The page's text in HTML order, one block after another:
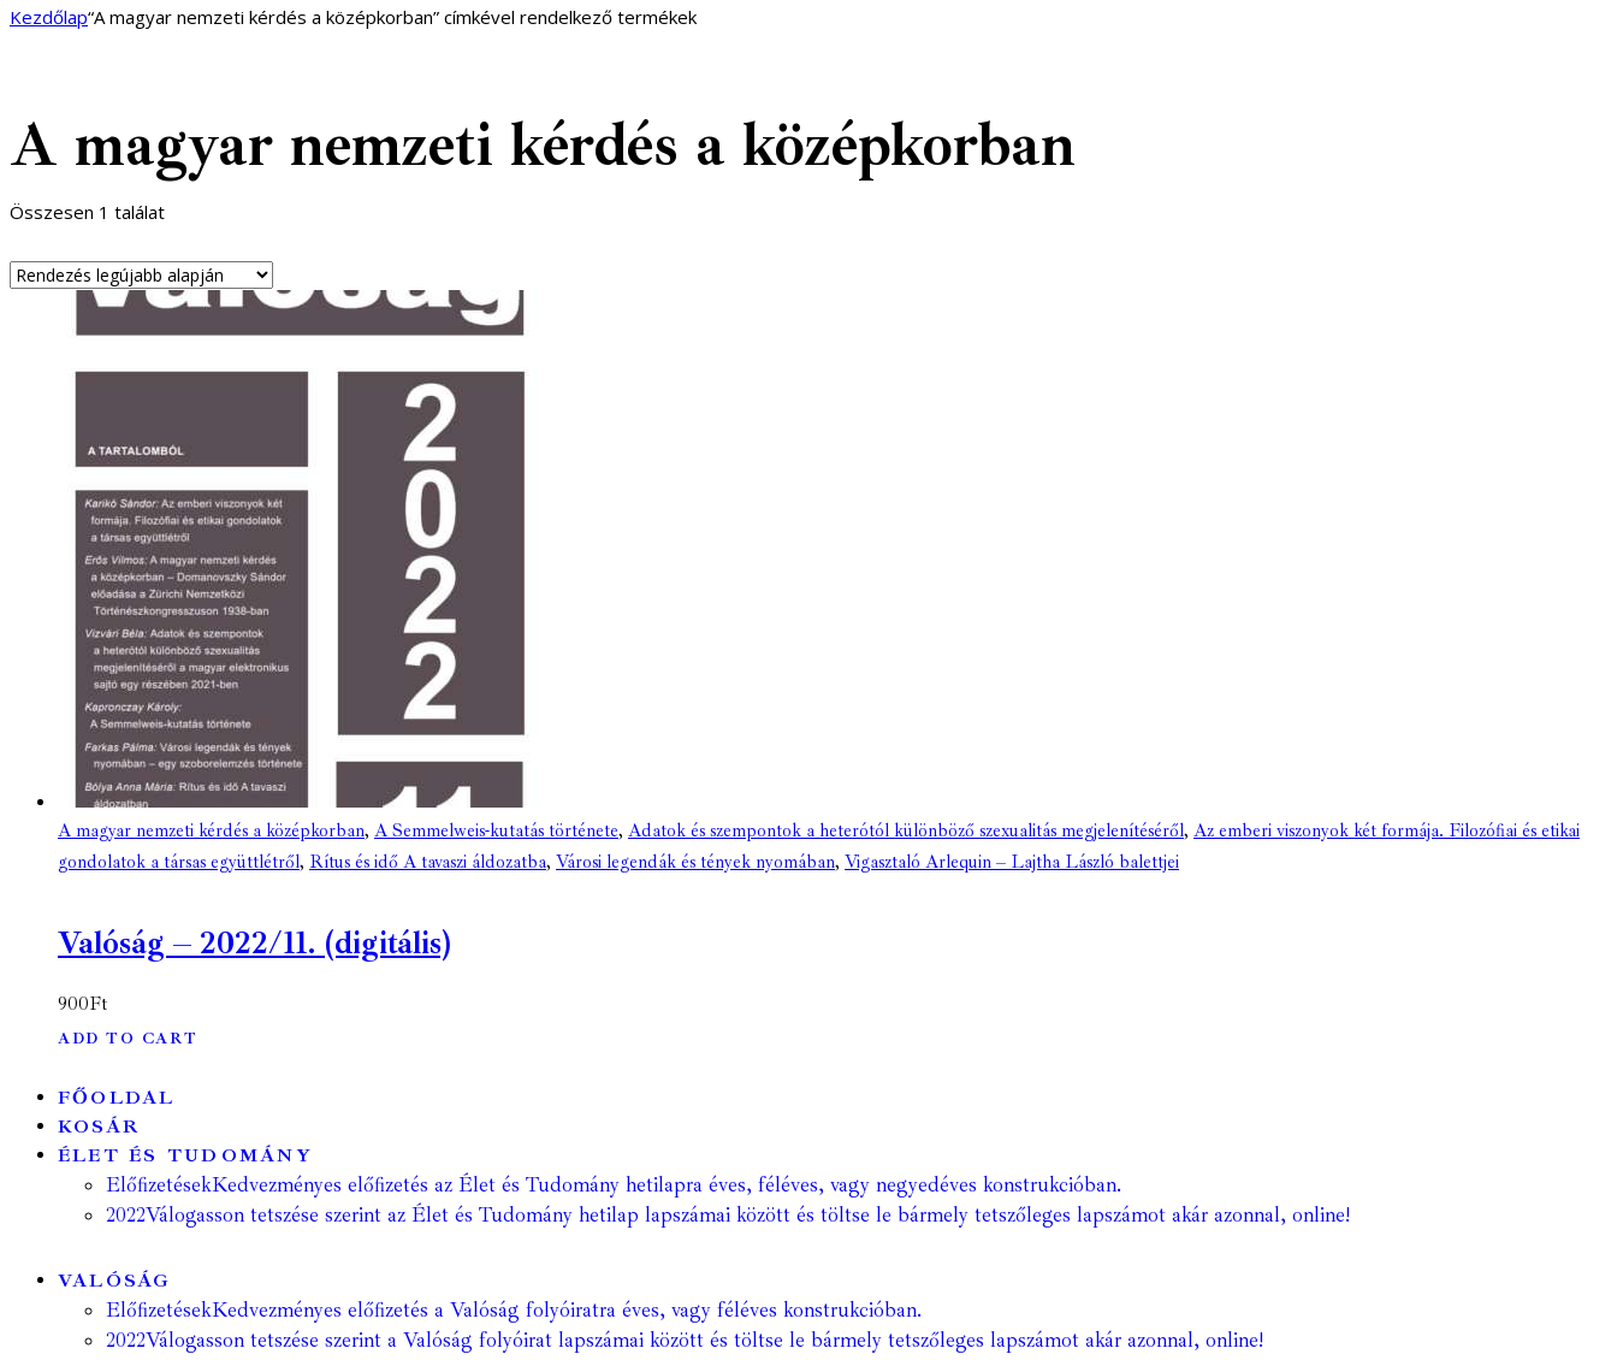
Kezdőlap“A magyar nemzeti kérdés a középkorban” címkével rendelkező termékek
A magyar nemzeti kérdés a középkorban
Összesen 1 találat
A magyar nemzeti kérdés a középkorban, A Semmelweis-kutatás története, Adatok és szempontok a heterótól különböző szexualitás megjelenítéséről, Az emberi viszonyok két formája. Filozófiai és etikai
gondolatok a társas együttlétről, Rítus és idő A tavaszi áldozatba, Városi legendák és tények nyomában, Vigasztaló Arlequin – Lajtha László balettjei
Valóság – 2022/11. (digitális)
900Ft
ADD TO CART
FŐOLDAL
KOSÁR
ÉLET ÉS TUDOMÁNY
ElőfizetésekKedvezményes előfizetés az Élet és Tudomány hetilapra éves, féléves, vagy negyedéves konstrukcióban.
2022Válogasson tetszése szerint az Élet és Tudomány hetilap lapszámai között és töltse le bármely tetszőleges lapszámot akár azonnal, online!
VALÓSÁG
ElőfizetésekKedvezményes előfizetés a Valóság folyóiratra éves, vagy féléves konstrukcióban.
2022Válogasson tetszése szerint a Valóság folyóirat lapszámai között és töltse le bármely tetszőleges lapszámot akár azonnal, online!